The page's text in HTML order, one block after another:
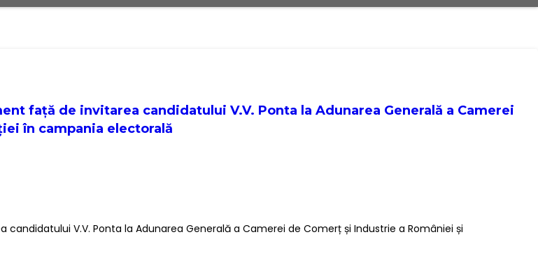
față de invitarea candidatului V.V. Ponta la Adunarea Generală a Camerei
în campania electorală
V.V. Ponta la Adunarea Generală a Camerei de Comerț și Industrie a României și